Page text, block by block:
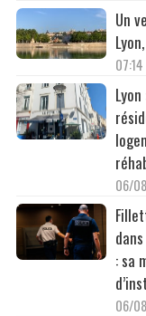
Un
07:14
06/
: sa
06/